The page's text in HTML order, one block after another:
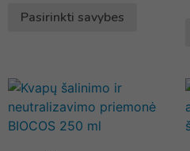
Pasirinkti savybes